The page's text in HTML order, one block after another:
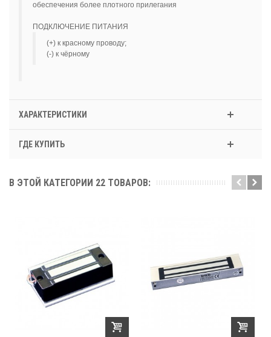
обеспечения более плотного прилегания
ПОДКЛЮЧЕНИЕ ПИТАНИЯ
(+) к красному проводу;
(-) к чёрному
ХАРАКТЕРИСТИКИ
ГДЕ КУПИТЬ
В ЭТОЙ КАТЕГОРИИ 22 ТОВАРОВ: